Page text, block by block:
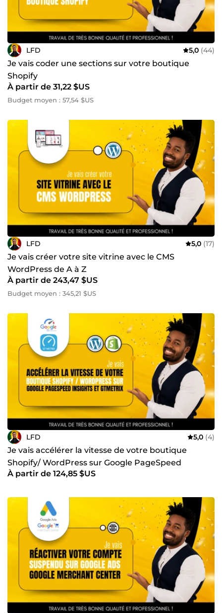
standard dans le domaine du développement web afin
d’assurer la protection de votre site. Merci.
LFD 5,0 (44)
Je vais coder une sections sur votre boutique
Shopify
À partir de 31,22 $US
Budget moyen : 57,54 $US
LFD 5,0 (17)
Je vais créer votre site vitrine avec le CMS
WordPress de A à Z
À partir de 243,47 $US
Budget moyen : 345,21 $US
LFD 5,0 (4)
Je vais accélérer la vitesse de votre boutique
Shopify/ WordPress sur Google PageSpeed
Insights et GTmetrix
À partir de 124,85 $US